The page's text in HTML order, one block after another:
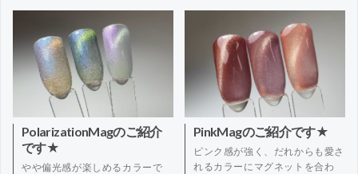
PolarizationMagのご紹介
です★
やや偏光感が楽しめるカラーで
PinkMagのご紹介です★
ピンク感が強く、だれからも愛さ
れるカラーにマグネットを合わ